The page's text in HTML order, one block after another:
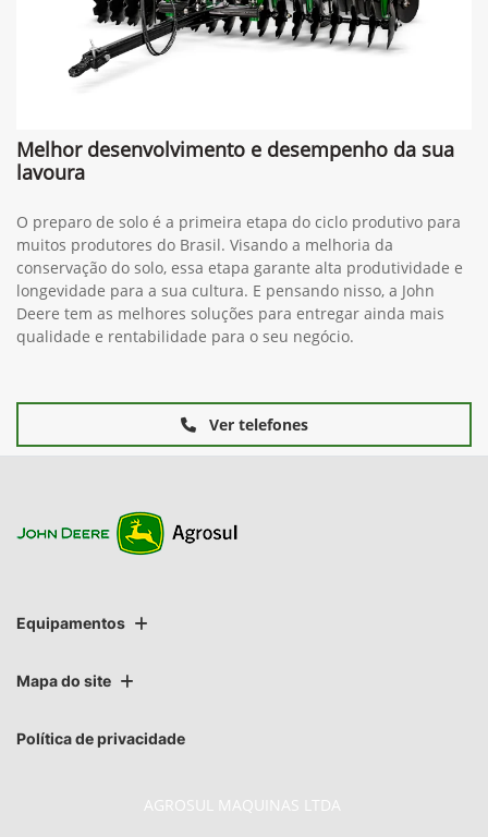
Melhor desenvolvimento e desempenho da sua
lavoura
O preparo de solo é a primeira etapa do ciclo produtivo para
muitos produtores do Brasil. Visando a melhoria da
conservação do solo, essa etapa garante alta produtividade e
longevidade para a sua cultura. E pensando nisso, a John
Deere tem as melhores soluções para entregar ainda mais
qualidade e rentabilidade para o seu negócio.
Ver telefones
Equipamentos
Mapa do site
Política de privacidade
AGROSUL MAQUINAS LTDA